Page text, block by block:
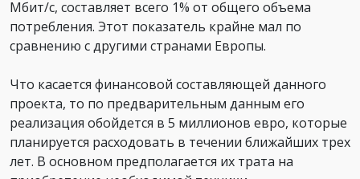
Мбит/с, составляет всего 1% от общего объема
потребления. Этот показатель крайне мал по
сравнению с другими странами Европы.
Что касается финансовой составляющей данного
проекта, то по предварительным данным его
реализация обойдется в 5 миллионов евро, которые
планируется расходовать в течении ближайших трех
лет. В основном предполагается их трата на